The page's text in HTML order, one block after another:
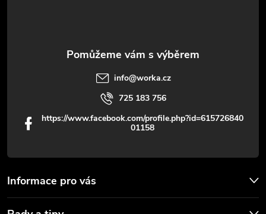
Informace pro vás
info@worka.cz
725 183 756
https://www.facebook.com/profile.php?id=615726840
01158